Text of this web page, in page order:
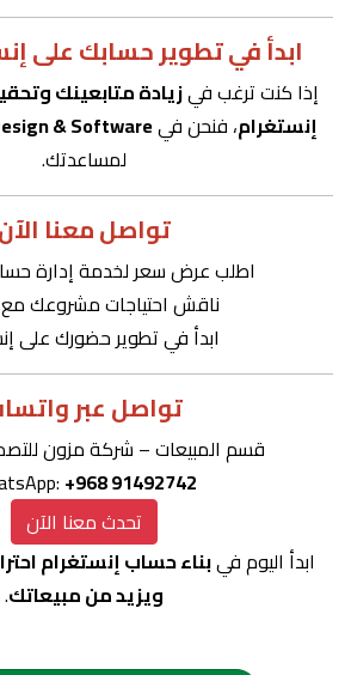
ابدأ في تطوير حسابك على
إذا كنت ترغب فيزيادة متابعينك
إنستغرام، فنحن في& Software
لمساعدتك.
تواصل معنا الآن
اطلب عرض سعر لخدمة إدارة
ناقش احتياجات مشروعك مع
ابدأ في تطوير حضورك على
تواصل عبر
قسم المبيعات – شركة مزون
+968 91492742
تحدث معنا الآن
ابدأ اليوم فيبناء حساب إنستغرام
ويزيد من مبيعاتك.